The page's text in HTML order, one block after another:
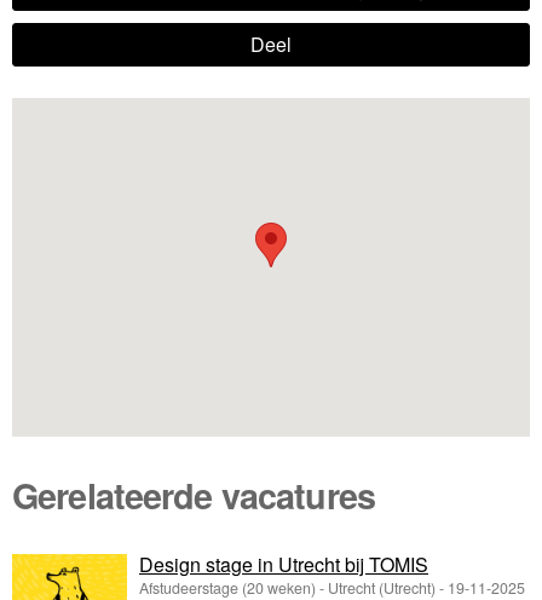
Deel
Gerelateerde vacatures
Design stage in Utrecht bij TOMIS
Afstudeerstage (20 weken) - Utrecht (Utrecht) - 19-11-2025